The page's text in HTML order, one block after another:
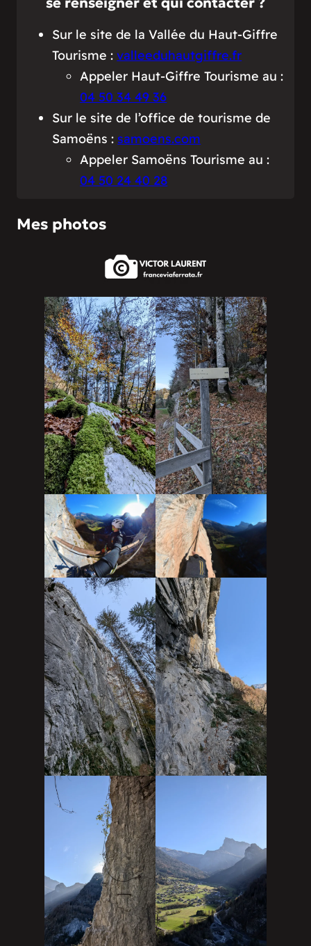
Sur le site de la Vallée du Haut-Giffre
Tourisme :valleeduhautgiffre.fr
Appeler Haut-Giffre Tourisme au :
04 50 34 49 36
Sur le site de l’office de tourisme de
Samoëns : samoens.com
Appeler Samoëns Tourisme au :
04 50 24 40 28
Mes photos